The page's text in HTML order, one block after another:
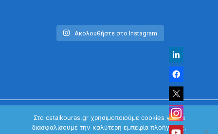
Ακολουθήστε στο Instagram
© Χρήστος Σταϊκούρας | All Rights Reserved 2026
Στο cstaikouras.gr χρησιμοποιούμε cookies για να
διασφαλίσουμε την καλύτερη εμπειρία πλοήγησης.